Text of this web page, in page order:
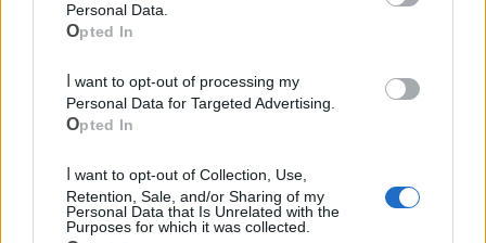
Personal Data.
Opted In
Personal Data for Targeted Advertising.
Opted In
Retention, Sale, and/or Sharing of my
Personal Data that Is Unrelated with the
Purposes for which it was collected.
Mondo CIA